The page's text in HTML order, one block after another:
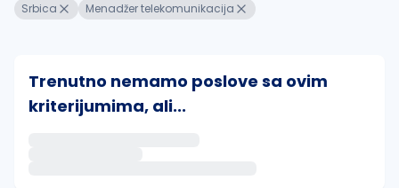
Srbica Menadžer telekomunikacija
Trenutno nemamo poslove sa ovim
kriterijumima, ali...